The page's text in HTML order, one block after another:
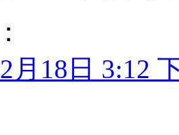
月18日 3:12